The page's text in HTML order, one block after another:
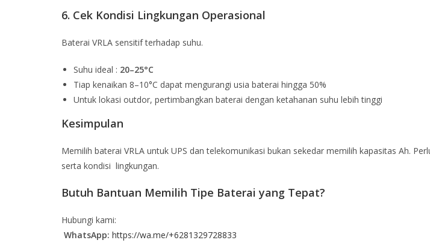
6. Cek Kondisi Lingkungan Operasional
Baterai VRLA sensitif terhadap suhu.
Suhu ideal : 20–25°C
Tiap kenaikan 8–10°C dapat mengurangi usia baterai hingga 50%
Untuk lokasi outdor, pertimbangkan baterai dengan ketahanan suhu lebih tinggi
Kesimpulan
Memilih baterai VRLA untuk UPS dan telekomunikasi bukan sekedar memilih kapasitas Ah.
serta kondisi lingkungan.
Butuh Bantuan Memilih Tipe Baterai yang Tepat?
Hubungi kami:
WhatsApp: https://wa.me/+6281329728833